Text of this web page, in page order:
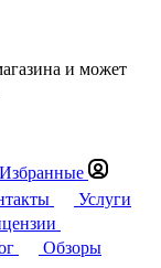
и может
Избранные
Услуги
Обзоры